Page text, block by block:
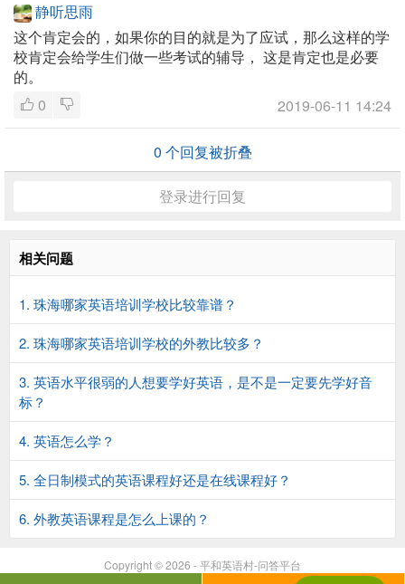
静听思雨
这个肯定会的，如果你的目的就是为了应试，那么这样的学
校肯定会给学生们做一些考试的辅导， 这是肯定也是必要
的。
0
2019-06-11 14:24
0 个回复被折叠
登录进行回复
相关问题
1. 珠海哪家英语培训学校比较靠谱？
2. 珠海哪家英语培训学校的外教比较多？
3. 英语水平很弱的人想要学好英语，是不是一定要先学好音
标？
4. 英语怎么学？
5. 全日制模式的英语课程好还是在线课程好？
6. 外教英语课程是怎么上课的？
Copyright © 2026 - 平和英语村-问答平台